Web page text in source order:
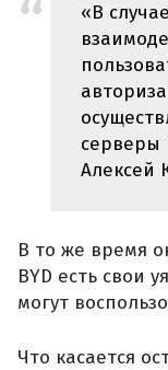
«В
серверы
Алексей
В то же время
BYD есть свои
могут
Что касается